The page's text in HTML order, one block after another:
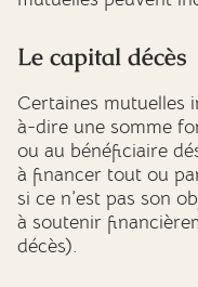
Le capital décès
Certaines mutuelles
à-dire une somme
ou au bénéficiaire
à financer tout ou
si ce n’est pas son
à soutenir
décès).